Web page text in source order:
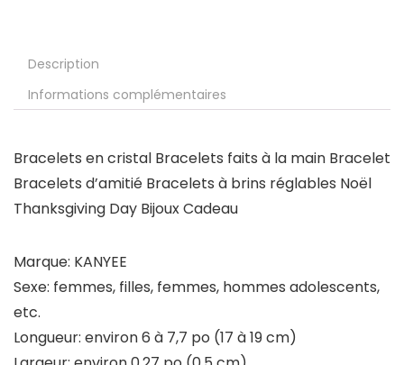
Description
Informations complémentaires
Bracelets en cristal Bracelets faits à la main Bracelet
Bracelets d’amitié Bracelets à brins réglables Noël
Thanksgiving Day Bijoux Cadeau
Marque: KANYEE
Sexe: femmes, filles, femmes, hommes adolescents,
etc.
Longueur: environ 6 à 7,7 po (17 à 19 cm)